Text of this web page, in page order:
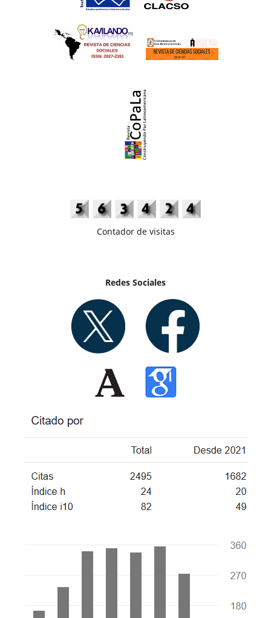
Contador de visitas
Redes Sociales